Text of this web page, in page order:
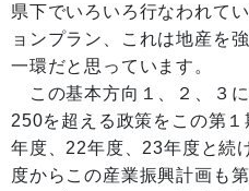
県下でいろいろ行なわれて
ョンプラン、これは地産を
一環だと思っています。
この基本方向１、２、３に
250を超える政策をこの第
年度、22年度、23年度と続
度からこの産業振興計画も